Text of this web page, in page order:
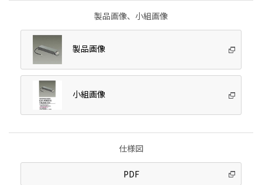
製品画像、小組画像
製品画像
小組画像
仕様図
PDF